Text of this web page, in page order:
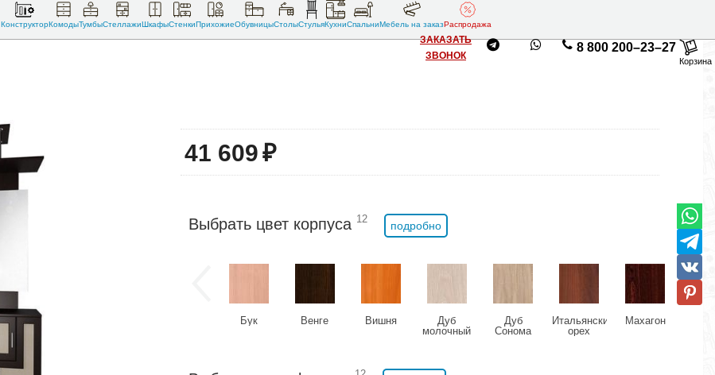
КонструкторКомодыТумбыСтеллажиШкафыСтенкиПрихожиеОбувницыСтолыСтульяКухниСпальниМебель на заказРаспродажа
ЗАКАЗАТЬ
ЗВОНОК
8 800 200–23–27
Корзина
41 609₽
Выбрать цвет корпуса 12
подробно
Бук Венге Вишня
Дуб
молочный
Дуб
Сонома
Итальянский
орех
Махагон